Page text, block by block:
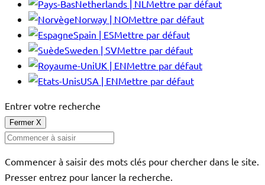
Netherlands | NL Mettre par défaut
Norway | NOMettre par défaut
Spain | ESMettre par défaut
Sweden | SVMettre par défaut
UK | ENMettre par défaut
USA | ENMettre par défaut
Entrer votre recherche
Fermer X
Commencer à saisir des mots clés pour chercher dans le site.
Presser entrez pour lancer la recherche.